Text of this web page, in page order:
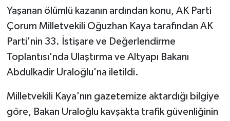
Yaşanan ölümlü kazanın ardından konu, AK Parti
Çorum Milletvekili Oğuzhan Kaya tarafından AK
Parti'nin 33. İstişare ve Değerlendirme
Toplantısı'nda Ulaştırma ve Altyapı Bakanı
Abdulkadir Uraloğlu'na iletildi.
Milletvekili Kaya'nın gazetemize aktardığı bilgiye
göre, Bakan Uraloğlu kavşakta trafik güvenliğinin